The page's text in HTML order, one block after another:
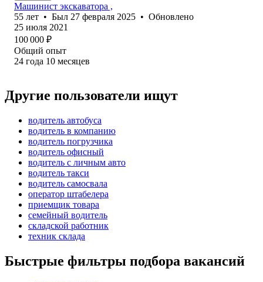
Машинист экскаватора ,
55 лет • Был 27 февраля 2025 • Обновлено
25 июля 2021
100 000 ₽
Общий опыт
24 года 10 месяцев
Другие пользователи ищут
водитель автобуса
водитель в компанию
водитель погрузчика
водитель офисный
водитель с личным авто
водитель такси
водитель самосвала
оператор штабелера
приемщик товара
семейный водитель
складской работник
техник склада
Быстрые фильтры подбора вакансий